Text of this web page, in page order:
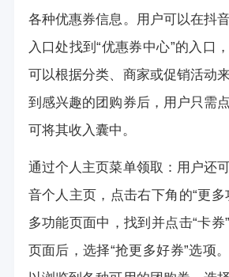
各种优惠券信息。用户可以在抖
入口处找到“优惠券中心”的入口
可以根据分类、商家或促销活动
到感兴趣的团购券后，用户只需
可将其收入囊中。
通过个人主页菜单领取：用户还
音个人主页，点击右下角的“更多
多功能页面中，找到并点击“卡券
页面后，选择“抢更多好券”选项